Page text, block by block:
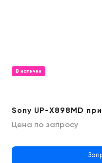
В наличии
Sony UP-X898MD
Цена по запросу